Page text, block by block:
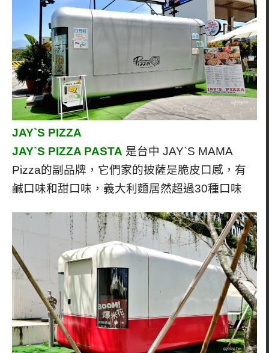
JAY`S PIZZA
JAY`S PIZZA PASTA 是台中 JAY`S MAMA
Pizza的副品牌，它們家的披薩是脆皮口感，有
鹹口味和甜口味，義大利麵居然超過30種口味